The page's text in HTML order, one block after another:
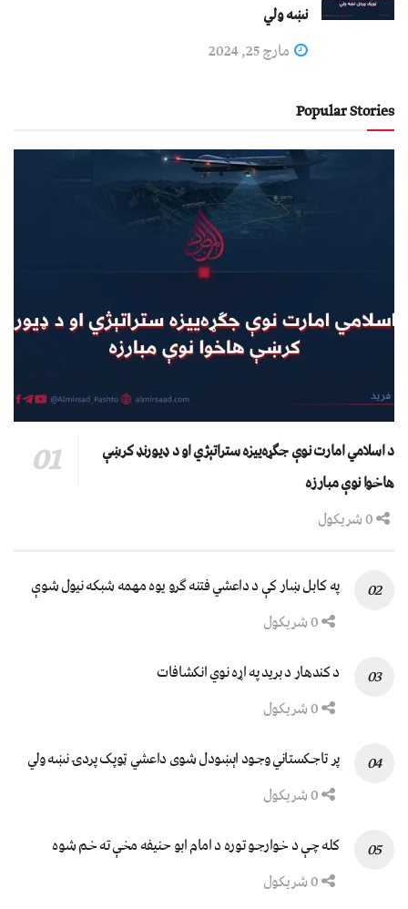
نښه ولي
مارچ 25, 2024
Popular Stories
د اسلامي امارت نوې جګړه‌ییزه ستراتېژي او د ډیورنډ کرښې
هاخوا نوې مبارزه
په کابل ښار کې د داعشي فتنه ګرو يوه مهمه شبکه نيول شوې
د کندهار د برید په اړه نوي انکشافات
پر تاجکستاني وجود اېښودل شوی داعشي ټوپک پردۍ نښه ولي
کله چې د خوارجو توره د امام ابو حنیفه مخې ته خم شوه